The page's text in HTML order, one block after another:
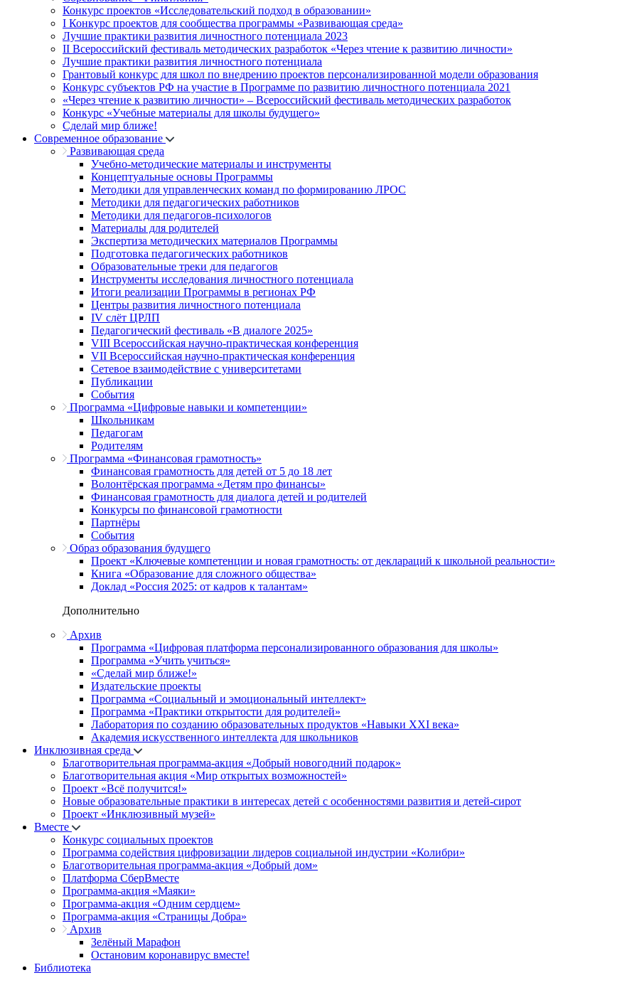
Конкурс проектов «Исследовательский подход в образовании»
I Конкурс проектов для сообщества программы «Развивающая среда»
Лучшие практики развития личностного потенциала 2023
II Всероссийский фестиваль методических разработок «Через чтение к развитию личности»
Лучшие практики развития личностного потенциала
Грантовый конкурс для школ по внедрению проектов персонализированной модели образования
Конкурс субъектов РФ на участие в Программе по развитию личностного потенциала 2021
«Через чтение к развитию личности» – Всероссийский фестиваль методических разработок
Конкурс «Учебные материалы для школы будущего»
Сделай мир ближе!
Современное образование
Развивающая среда
Учебно-методические материалы и инструменты
Концептуальные основы Программы
Методики для управленческих команд по формированию ЛРОС
Методики для педагогических работников
Методики для педагогов-психологов
Материалы для родителей
Экспертиза методических материалов Программы
Подготовка педагогических работников
Образовательные треки для педагогов
Инструменты исследования личностного потенциала
Итоги реализации Программы в регионах РФ
Центры развития личностного потенциала
IV слёт ЦРЛП
Педагогический фестиваль «В диалоге 2025»
VIII Всероссийская научно-практическая конференция
VII Всероссийская научно-практическая конференция
Сетевое взаимодействие с университетами
Публикации
События
Программа «Цифровые навыки и компетенции»
Школьникам
Педагогам
Родителям
Программа «Финансовая грамотность»
Финансовая грамотность для детей от 5 до 18 лет
Волонтёрская программа «Детям про финансы»
Финансовая грамотность для диалога детей и родителей
Конкурсы по финансовой грамотности
Партнёры
События
Образ образования будущего
Проект «Ключевые компетенции и новая грамотность: от деклараций к школьной реальности»
Книга «Образование для сложного общества»
Доклад «Россия 2025: от кадров к талантам»
Дополнительно
Архив
Программа «Цифровая платформа персонализированного образования для школы»
Программа «Учить учиться»
«Сделай мир ближе!»
Издательские проекты
Программа «Социальный и эмоциональный интеллект»
Программа «Практики открытости для родителей»
Лаборатория по созданию образовательных продуктов «Навыки XXI века»
Академия искусственного интеллекта для школьников
Инклюзивная среда
Благотворительная программа-акция «Добрый новогодний подарок»
Благотворительная акция «Мир открытых возможностей»
Проект «Всё получится!»
Новые образовательные практики в интересах детей с особенностями развития и детей-сирот
Проект «Инклюзивный музей»
Вместе
Конкурс социальных проектов
Программа содействия цифровизации лидеров социальной индустрии «Колибри»
Благотворительная программа-акция «Добрый дом»
Платформа СберВместе
Программа-акция «Маяки»
Программа-акция «Одним сердцем»
Программа-акция «Страницы Добра»
Архив
Зелёный Марафон
Остановим коронавирус вместе!
Библиотека